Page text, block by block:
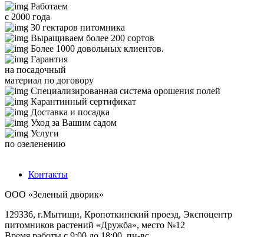
Работаем
с 2000 года
30 гектаров питомника
Выращиваем более 200 сортов
Более 1000 довольных клиентов.
Гарантия
на посадочный
материал по договору
Специализированная система орошения полей
Карантинный сертификат
Доставка и посадка
Уход за Вашим садом
Услуги
по озеленению
Контакты
ООО «Зеленый дворик»
129336, г.Мытищи, Кропоткинский проезд, Экспоцентр
питомников растений «Дружба», место №12